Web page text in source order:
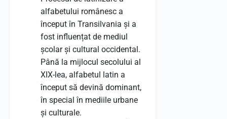
alfabetului românesc a
început în Transilvania și a
fost influențat de mediul
școlar și cultural occidental.
Până la mijlocul secolului al
XIX-lea, alfabetul latin a
început să devină dominant,
în special în mediile urbane
și culturale.